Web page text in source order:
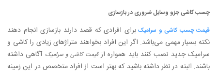
چسب کاشی جزو وسایل ضروری در بازسازی
قیمت چسب کاشی و سرامیکبرای افرادی که قصد دارند بازسازی انجام دهند
نکته بسیار مهمی می‌باشد. اگر این افراد بخواهند متراژهای زیادی را کاشی و
سرامیک جدید نصب کنند باید همواره ازقیمت کاشی و سرامیک آگاهی داشته
باشند. البته در نظر داشته باشید که بهتر است از افراد متخصص در این زمینه